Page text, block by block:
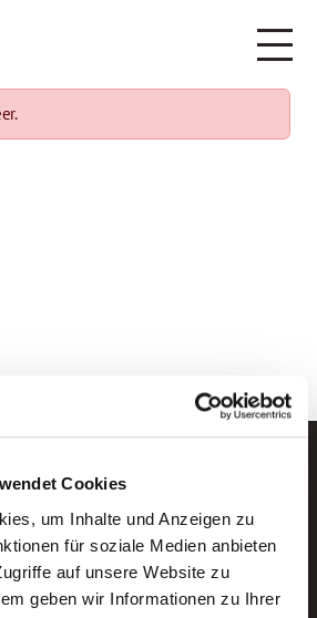
Cookies
um Inhalte und Anzeigen zu
für soziale Medien anbieten
auf unsere Website zu
geben wir Informationen zu Ihrer
per E-Mail.
Service von AWO